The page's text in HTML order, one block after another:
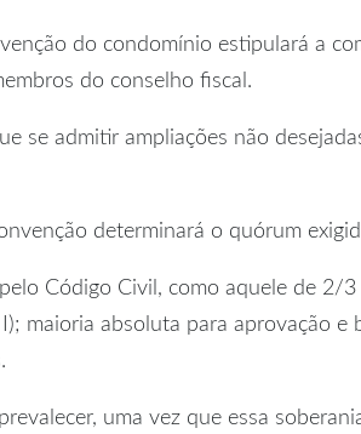
do condomínio estipulará a
do conselho fiscal.
se admitir ampliações não
determinará o quórum
Código Civil, como aquele de 2/
maioria absoluta para aprovação
uma vez que essa